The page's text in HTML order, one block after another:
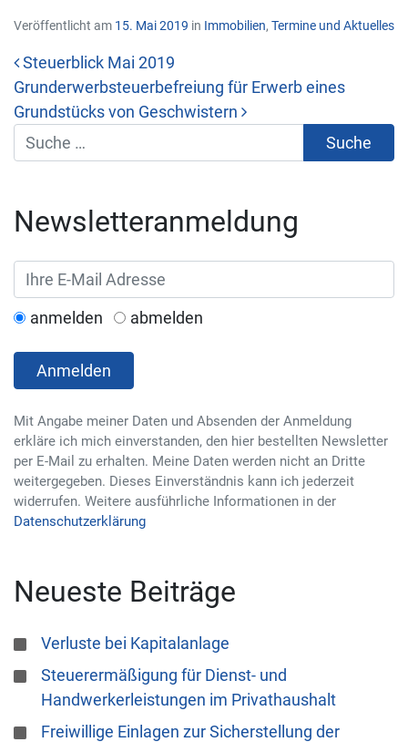
Veröffentlicht am 15. Mai 2019 in Immobilien, Termine und Aktuelles
Beitrags-Navigation
Steuerblick Mai 2019
Grunderwerbsteuerbefreiung für Erwerb eines
Grundstücks von Geschwistern
Suche
Newsletteranmeldung
anmelden abmelden
Anmelden
Mit Angabe meiner Daten und Absenden der Anmeldung
erkläre ich mich einverstanden, den hier bestellten Newsletter
per E-Mail zu erhalten. Meine Daten werden nicht an Dritte
weitergegeben. Dieses Einverständnis kann ich jederzeit
widerrufen. Weitere ausführliche Informationen in der
Datenschutzerklärung
Neueste Beiträge
Verluste bei Kapitalanlage
Steuerermäßigung für Dienst- und
Handwerkerleistungen im Privathaushalt
Freiwillige Einlagen zur Sicherstellung der